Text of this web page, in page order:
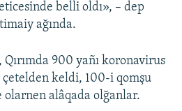
belli oldı», – dep
ağında.
900 yañı koronavirus
çetelden keldi, 100-i qomşu
alâqada olğanlar.